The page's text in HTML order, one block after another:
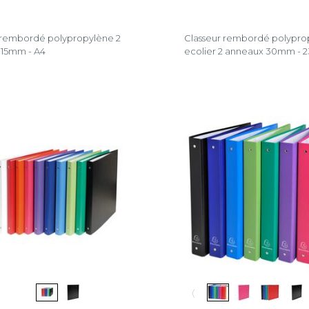
rembordé polypropylène 2
- A4
Classeur rembordé
ecolier 2 anneaux 30mm -
〈